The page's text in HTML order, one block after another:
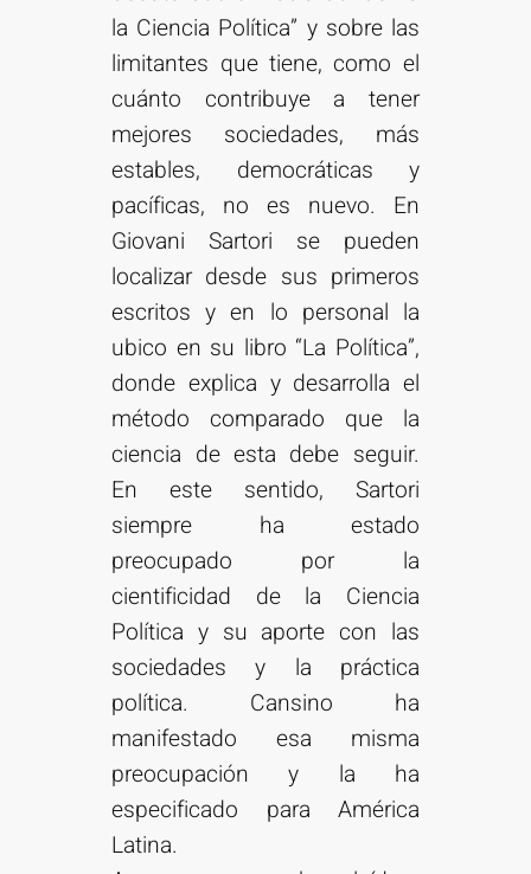
la Ciencia Política” y sobre las
limitantes que tiene, como el
cuánto contribuye a tener
mejores sociedades, más
estables, democráticas y
pacíficas, no es nuevo. En
Giovani Sartori se pueden
localizar desde sus primeros
escritos y en lo personal la
ubico en su libro “La Política”,
donde explica y desarrolla el
método comparado que la
ciencia de esta debe seguir.
En este sentido, Sartori
siempre ha estado
preocupado por la
cientificidad de la Ciencia
Política y su aporte con las
sociedades y la práctica
política. Cansino ha
manifestado esa misma
preocupación y la ha
especificado para América
Latina.